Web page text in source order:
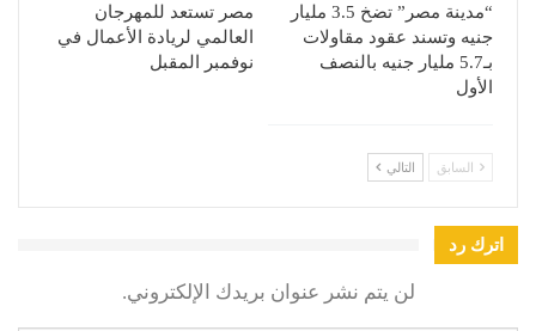
“مدينة مصر” تضخ 3.5 مليار
جنيه وتسند عقود مقاولات
بـ5.7 مليار جنيه بالنصف
الأول
مصر تستعد للمهرجان
العالمي لريادة الأعمال في
نوفمبر المقبل
السابق التالي
اترك رد
لن يتم نشر عنوان بريدك الإلكتروني.